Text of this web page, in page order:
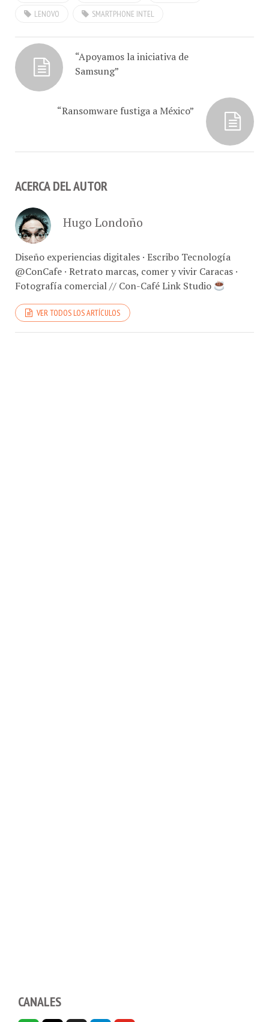
el lanzamiento del
LENOVO
SMARTPHONE INTEL
“Apoyamos la iniciativa de
Samsung”
“Ransomware fustiga a México”
ACERCA DEL AUTOR
Hugo Londoño
Diseño experiencias digitales · Escribo Tecnología
@ConCafe · Retrato marcas, comer y vivir Caracas ·
Fotografía comercial // Con-Café Link Studio
VER TODOS LOS ARTÍCULOS
CANALES